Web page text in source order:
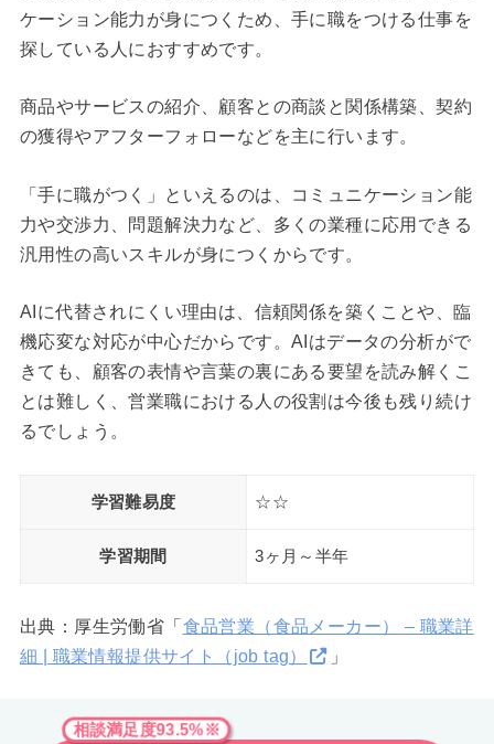
ケーション能力が身につくため、手に職をつける仕事を
探している人におすすめです。
商品やサービスの紹介、顧客との商談と関係構築、契約
の獲得やアフターフォローなどを主に行います。
「手に職がつく」といえるのは、コミュニケーション能
力や交渉力、問題解決力など、多くの業種に応用できる
汎用性の高いスキルが身につくからです。
AIに代替されにくい理由は、信頼関係を築くことや、臨
機応変な対応が中心だからです。AIはデータの分析がで
きても、顧客の表情や言葉の裏にある要望を読み解くこ
とは難しく、営業職における人の役割は今後も残り続け
るでしょう。
学習難易度 ☆☆
学習期間 3ヶ月～半年
出典：厚生労働省「 食品営業（食品メーカー） – 職業詳
細 | 職業情報提供サイト（job tag）
」
相談満足度93.5%※